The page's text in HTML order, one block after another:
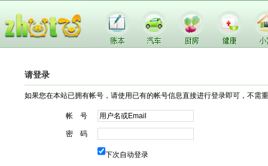
请登录
如果您在本站已拥有帐号，请使用已有的帐号信息直接进行登录即可，不需
帐 号
密 码
下次自动登录